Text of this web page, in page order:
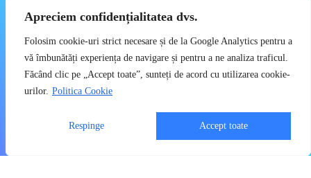
Apreciem confidențialitatea dvs.
Folosim cookie-uri strict necesare și de la Google Analytics pentru a
vă îmbunătăți experiența de navigare și pentru a ne analiza traficul.
Făcând clic pe „Accept toate”, sunteți de acord cu utilizarea cookie-
urilor. Politica Cookie
Respinge Accept toate
ADEVĂRAT
Știri, Dezvăluiri, Economie, Politică, Social
Utilizatorii pot descărca și tipări conținut de pe acest site doar pentru
uzul personal sau necomercial. Sunt INTERZISE copierea,
reproducerea, recompilarea, distribuirea, publicarea, afișarea,